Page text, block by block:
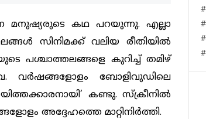
മനുഷ്യരുടെ കഥ പറയുന്നു. എല്ലാ
സിനിമക്ക് വലിയ രീതിയില്‍
പശ്ചാത്തലങ്ങളെ കുറിച്ച് തമിഴ്
വര്‍ഷങ്ങളോളം ബോളിവുഡിലെ
കണ്ടു. സ്‌ക്രീനില്‍
അദ്ദേഹത്തെ മാറ്റിനിര്‍ത്തി.